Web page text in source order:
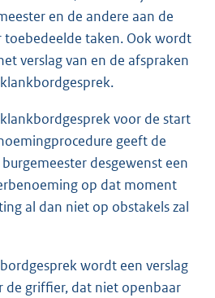
en de andere aan de
toebedeelde taken. Ook wordt
verslag van en de afspraken
voor de start
geeft de
desgewenst een
op dat moment
al dan niet op obstakels zal
wordt een verslag
de griffier, dat niet openbaar